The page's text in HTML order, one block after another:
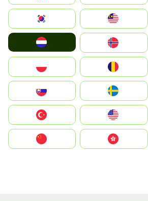
South Korea
Nederland
Portugal
România
Slovensko
United States
Vietnam
中國香港特別行政區